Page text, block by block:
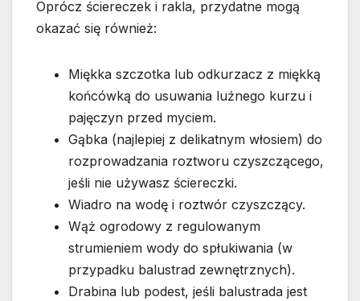
Oprócz ściereczek i rakla, przydatne mogą
okazać się również:
Miękka szczotka lub odkurzacz z miękką
końcówką do usuwania luźnego kurzu i
pajęczyn przed myciem.
Gąbka (najlepiej z delikatnym włosiem) do
rozprowadzania roztworu czyszczącego,
jeśli nie używasz ściereczki.
Wiadro na wodę i roztwór czyszczący.
Wąż ogrodowy z regulowanym
strumieniem wody do spłukiwania (w
przypadku balustrad zewnętrznych).
Drabina lub podest, jeśli balustrada jest